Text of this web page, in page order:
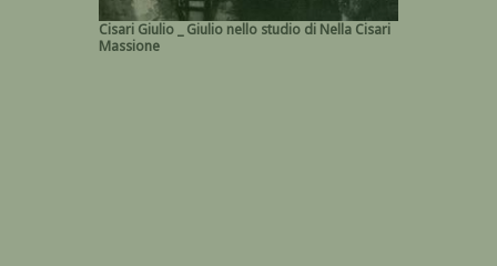
Cisari Giulio _ Giulio nello studio di Nella Cisari
Massione